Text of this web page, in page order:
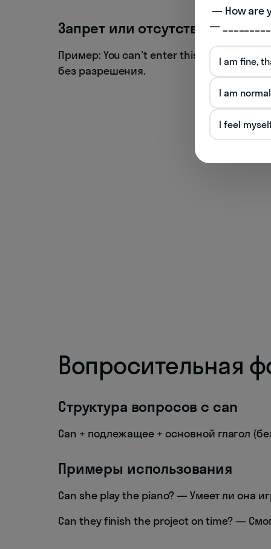
Запрет или отсутствие
Пример: You can't enter this room without
без разрешения.
Вопросительная
Структура вопросов с can
Can + подлежащее + основной глагол
Примеры использования
Can she play the piano? — Умеет ли она
Can they finish the project on time? —
— _________
I am fine,
I am
I feel